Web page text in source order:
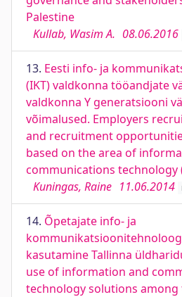
Palestine
Kullab, Wasim A. 08.06.2016
13. Eesti info- ja
(IKT) valdkonna tööandjate
valdkonna Y generatsiooni
võimalused. Employers
and recruitment
based on the area of
communications technology
Kuningas, Raine 11.06.2014
14. Õpetajate info- ja
kasutamine Tallinna
use of information and
technology solutions among